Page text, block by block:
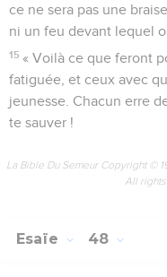
ce ne sera pas une
ni un feu devant lequel
15 « Voilà ce que feront
fatiguée, et ceux avec
jeunesse. Chacun erre
te sauver !
La Bible Du Semeur Copyright ©
All
Esaïe 48